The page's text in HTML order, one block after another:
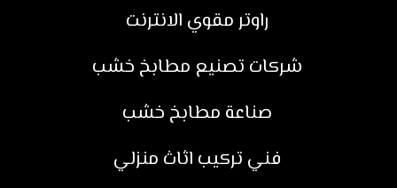
راوتر مقوي الانترنت
شركات تصنيع مطابخ خشب
صناعة مطابخ خشب
فني تركيب اثاث منزلي